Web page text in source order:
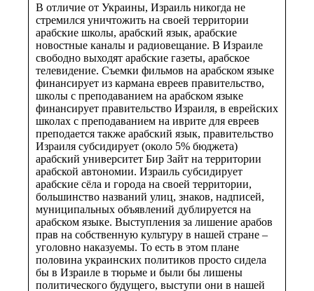
В отличие от Украины, Израиль никогда не
стремился уничтожить на своей территории
арабские школы, арабский язык, арабские
новостные каналы и радиовещание. В Израиле
свободно выходят арабские газеты, арабское
телевидение. Съемки фильмов на арабском языке
финансирует из кармана евреев правительство,
школы с преподаванием на арабском языке
финансирует правительство Израиля, в еврейских
школах с преподаванием на иврите для евреев
преподается также арабский язык, правительство
Израиля субсидирует (около 5% бюджета)
арабский университет Бир Зайт на территории
арабской автономии. Израиль субсидирует
арабские сёла и города на своей территории,
большинство названий улиц, знаков, надписей,
муниципальных объявлений дублируется на
арабском языке. Выступления за лишение арабов
прав на собственную культуру в нашей стране –
уголовно наказуемы. То есть в этом плане
половина украинских политиков просто сидела
бы в Израиле в тюрьме и были бы лишены
политического будущего, выступи они в нашей